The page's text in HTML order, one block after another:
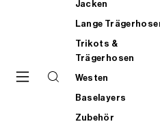
Jacken
Lange
Trikots &
Trägerhosen
Westen
Baselayers
Zubehör